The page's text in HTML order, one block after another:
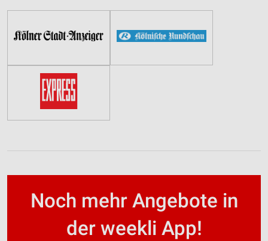
Noch mehr Angebote in
der weekli App!